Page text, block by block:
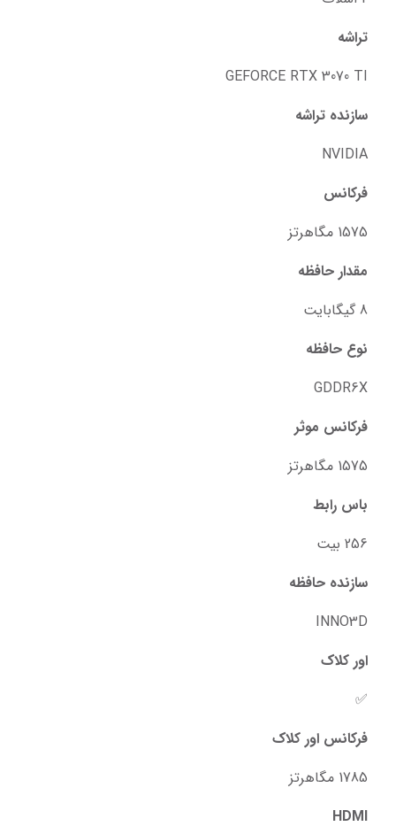
تراشه
GEFORCE RTX 3070 TI
سازنده تراشه
NVIDIA
فرکانس
1575 مگاهرتز
مقدار حافظه
8 گیگابایت
نوع حافظه
GDDR6X
فرکانس موثر
1575 مگاهرتز
باس رابط
256 بیت
سازنده حافظه
INNO3D
اور کلاک
✅
فرکانس اور کلاک
1785 مگاهرتز
HDMI